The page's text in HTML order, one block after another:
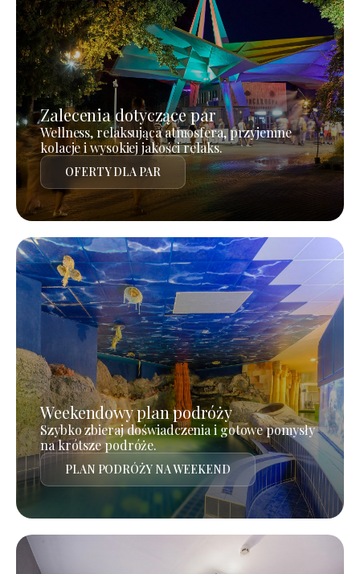
Zalecenia dotyczące par
Wellness, relaksująca atmosfera, przyjemne
kolacje i wysokiej jakości relaks.
OFERTY DLA PAR
Weekendowy plan podróży
Szybko zbieraj doświadczenia i gotowe pomysły
na krótsze podróże.
PLAN PODRÓŻY NA WEEKEND